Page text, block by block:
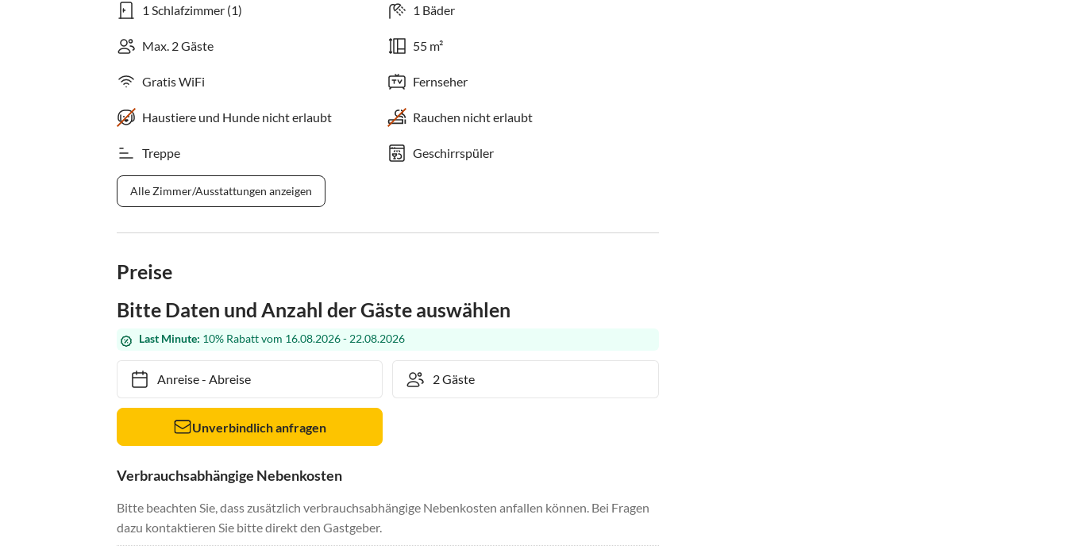
1 Schlafzimmer (1) 1 Bäder
Max. 2 Gäste 55 m²
Gratis WiFi Fernseher
Haustiere und Hunde nicht erlaubt Rauchen nicht erlaubt
Treppe Geschirrspüler
Alle Zimmer/Ausstattungen anzeigen
Preise
Bitte Daten und Anzahl der Gäste auswählen
Last Minute: 10% Rabatt vom 16.08.2026 - 22.08.2026
Anreise- Abreise
Unverbindlich anfragen
Verbrauchsabhängige Nebenkosten
Bitte beachten Sie, dass zusätzlich verbrauchsabhängige Nebenkosten anfallen können. Bei Fragen
dazu kontaktieren Sie bitte direkt den Gastgeber.